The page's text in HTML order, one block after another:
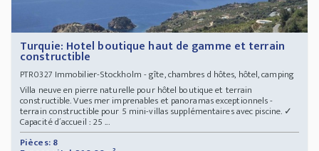
Turquie: Hotel boutique haut de gamme et terrain
constructible
PTR0327 Immobilier-Stockholm - gîte, chambres d hôtes, hôtel, camping
Villa neuve en pierre naturelle pour hôtel boutique et terrain
constructible. Vues mer imprenables et panoramas exceptionnels -
terrain constructible pour 5 mini-villas supplémentaires avec piscine. ✓
Capacité d´accueil : 25 ...
Pièces: 8